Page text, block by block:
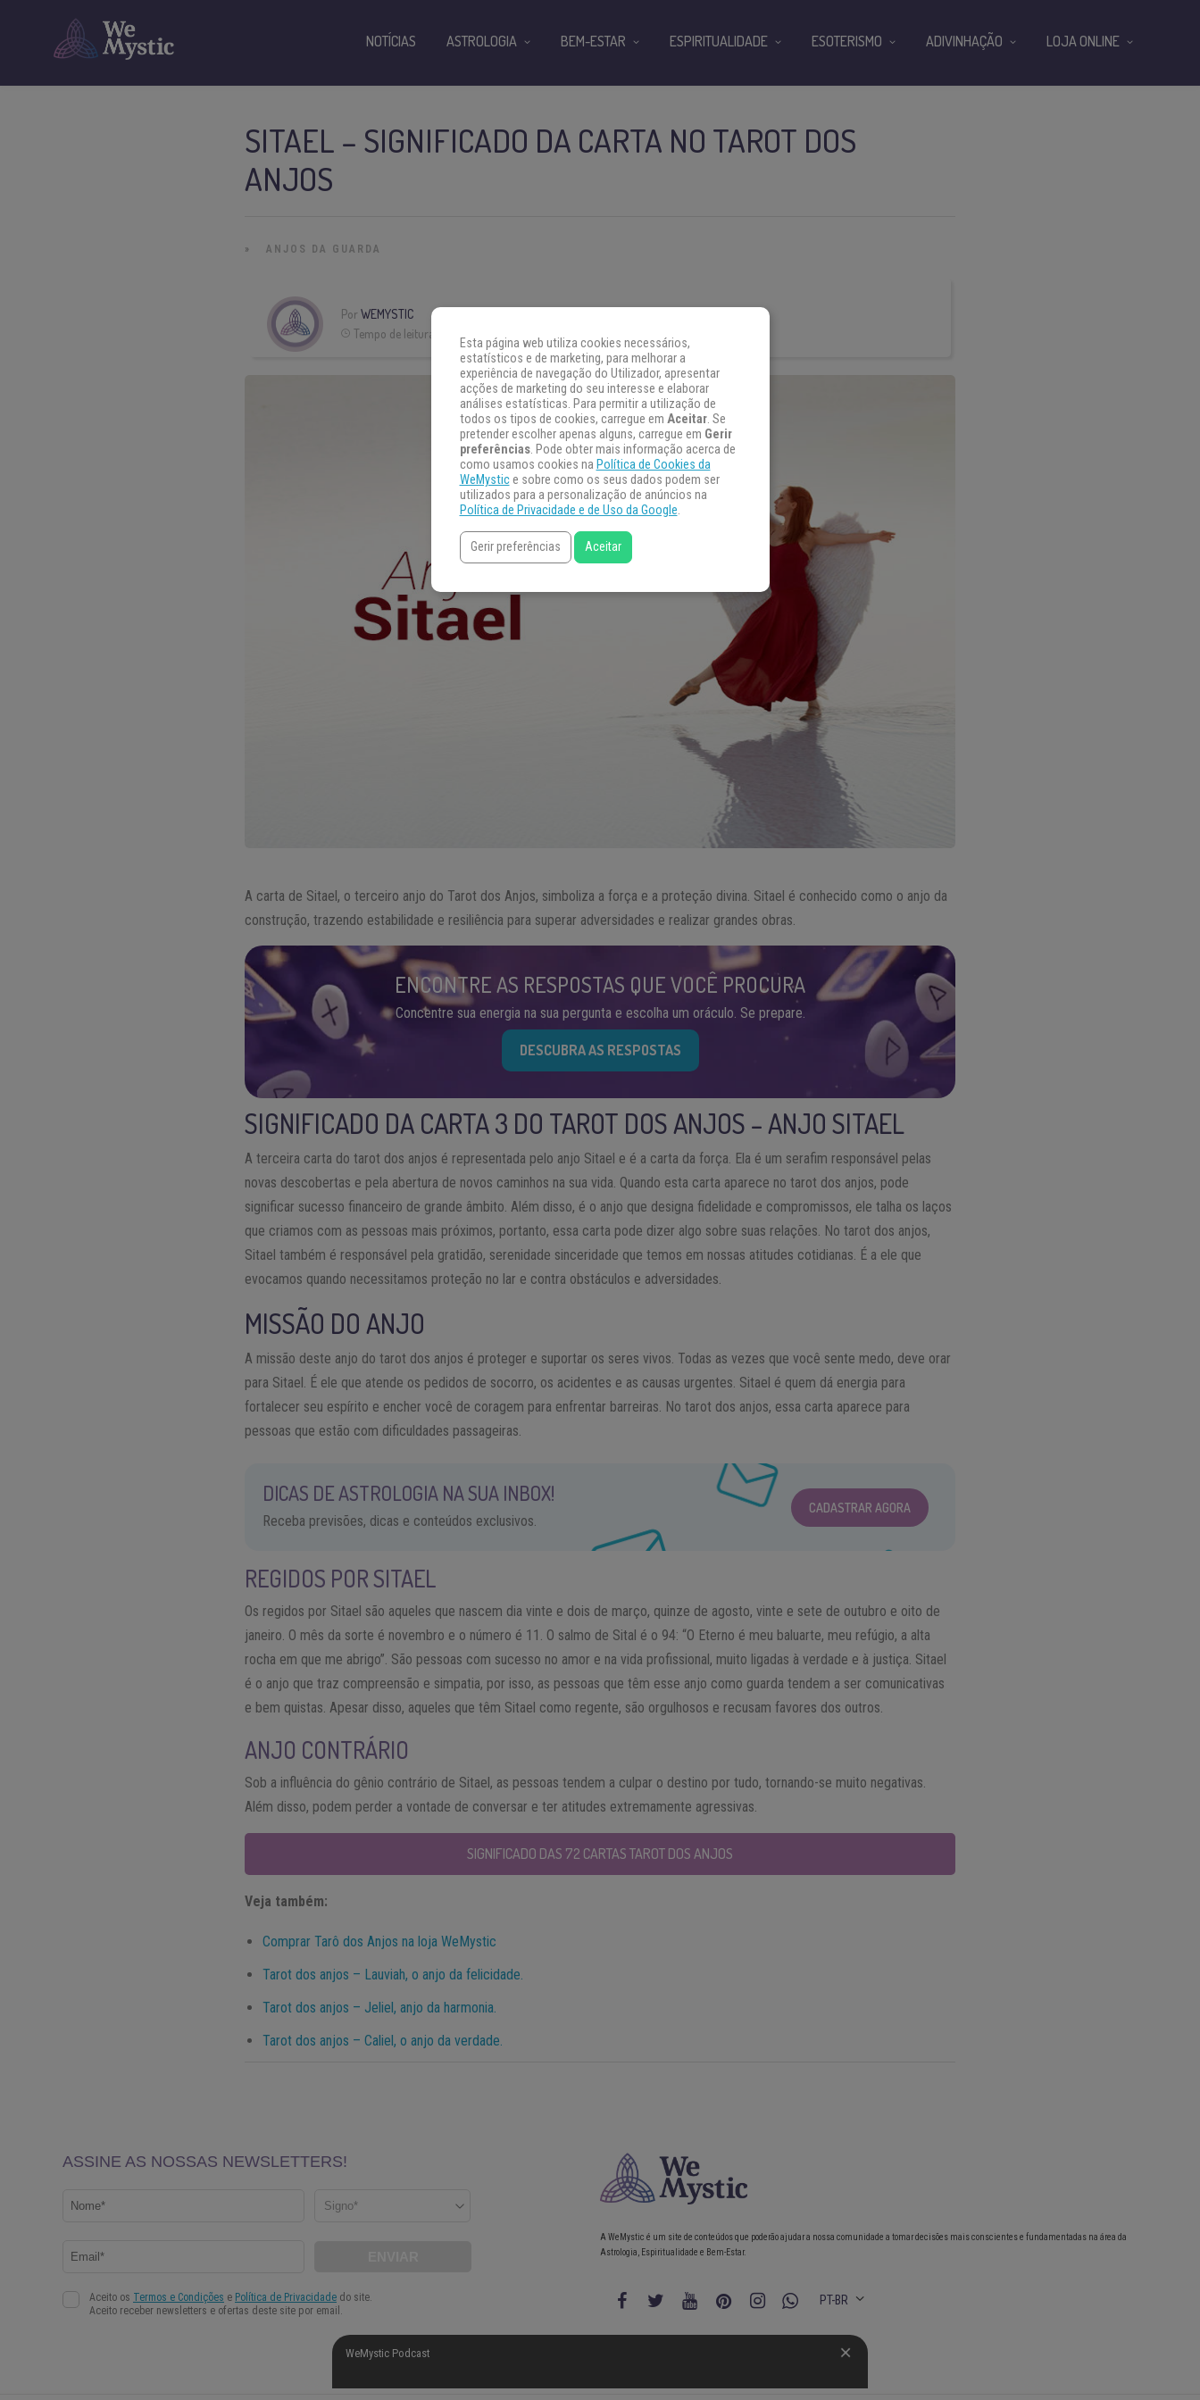
SITAEL – SIGNIFICADO DA CARTA NO TAROT DOS
ANJOS
» ANJOS DA GUARDA
PorWEMYSTIC
Tempo de leitura:
A carta de Sitael, o terceiro anjo do Tarot dos Anjos, simboliza a força e a proteção divina. Sitael é conhecido como o anjo da
construção, trazendo estabilidade e resiliência para superar adversidades e realizar grandes obras.
ENCONTRE AS RESPOSTAS QUE VOCÊ PROCURA
Concentre sua energia na sua pergunta e escolha um oráculo. Se prepare.
DESCUBRA AS RESPOSTAS
SIGNIFICADO DA CARTA 3 DO TAROT DOS ANJOS – ANJO SITAEL
A terceira carta do tarot dos anjos é representada pelo anjo Sitael e é a carta da força. Ela é um serafim responsável pelas
novas descobertas e pela abertura de novos caminhos na sua vida. Quando esta carta aparece no tarot dos anjos, pode
significar sucesso financeiro de grande âmbito. Além disso, é o anjo que designa fidelidade e compromissos, ele talha os laços
que criamos com as pessoas mais próximos, portanto, essa carta pode dizer algo sobre suas relações. No tarot dos anjos,
Sitael também é responsável pela gratidão, serenidade sinceridade que temos em nossas atitudes cotidianas. É a ele que
evocamos quando necessitamos proteção no lar e contra obstáculos e adversidades.
MISSÃO DO ANJO
A missão deste anjo do tarot dos anjos é proteger e suportar os seres vivos. Todas as vezes que você sente medo, deve orar
para Sitael. É ele que atende os pedidos de socorro, os acidentes e as causas urgentes. Sitael é quem dá energia para
fortalecer seu espírito e encher você de coragem para enfrentar barreiras. No tarot dos anjos, essa carta aparece para
pessoas que estão com dificuldades passageiras.
DICAS DE ASTROLOGIA NA SUA INBOX!
Receba previsões, dicas e conteúdos exclusivos.
CADASTRAR AGORA
REGIDOS POR SITAEL
Os regidos por Sitael são aqueles que nascem dia vinte e dois de março, quinze de agosto, vinte e sete de outubro e oito de
janeiro. O mês da sorte é novembro e o número é 11. O salmo de Sital é o 94: “O Eterno é meu baluarte, meu refúgio, a alta
rocha em que me abrigo”. São pessoas com sucesso no amor e na vida profissional, muito ligadas à verdade e à justiça. Sitael
é o anjo que traz compreensão e simpatia, por isso, as pessoas que têm esse anjo como guarda tendem a ser comunicativas
e bem quistas. Apesar disso, aqueles que têm Sitael como regente, são orgulhosos e recusam favores dos outros.
ANJO CONTRÁRIO
Sob a influência do gênio contrário de Sitael, as pessoas tendem a culpar o destino por tudo, tornando-se muito negativas.
Além disso, podem perder a vontade de conversar e ter atitudes extremamente agressivas.
SIGNIFICADO DAS 72 CARTAS TAROT DOS ANJOS
Veja também:
Comprar Tarô dos Anjos na loja WeMystic
Tarot dos anjos – Lauviah, o anjo da felicidade.
Tarot dos anjos – Jeliel, anjo da harmonia.
Tarot dos anjos – Caliel, o anjo da verdade.
NOTÍCIAS ASTROLOGIA BEM-ESTAR ESPIRITUALIDADE ESOTERISMO ADIVINHAÇÃO LOJA ONLINE
A WeMystic é um site de conteúdos que poderão ajudar a nossa comunidade a tomar decisões mais conscientes e fundamentadas na área da
Astrologia, Espiritualidade e Bem-Estar.
PT-BR
WeMystic Podcast
Esta página web utiliza cookies necessários,
estatísticos e de marketing, para melhorar a
experiência de navegação do Utilizador, apresentar
acções de marketing do seu interesse e elaborar
análises estatísticas. Para permitir a utilização de
todos os tipos de cookies, carregue em Aceitar. Se
pretender escolher apenas alguns, carregue em Gerir
preferências. Pode obter mais informação acerca de
como usamos cookies na Política de Cookies da
WeMystice sobre como os seus dados podem ser
utilizados para a personalização de anúncios na
Política de Privacidade e de Uso da Google.
Gerir preferências Aceitar